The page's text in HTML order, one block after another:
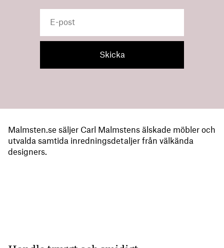
Malmsten.se säljer Carl Malmstens älskade möbler och
utvalda samtida inredningsdetaljer från välkända
designers.